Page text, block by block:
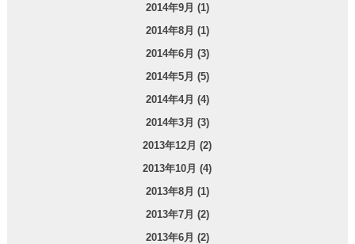
2014年9月 (1)
2014年8月 (1)
2014年6月 (3)
2014年5月 (5)
2014年4月 (4)
2014年3月 (3)
2013年12月 (2)
2013年10月 (4)
2013年8月 (1)
2013年7月 (2)
2013年6月 (2)